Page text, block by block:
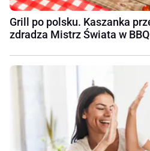
Grill po polsku. Kaszanka
zdradza Mistrz Świata w BBQ